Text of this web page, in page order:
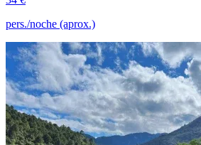
pers./noche (aprox.)